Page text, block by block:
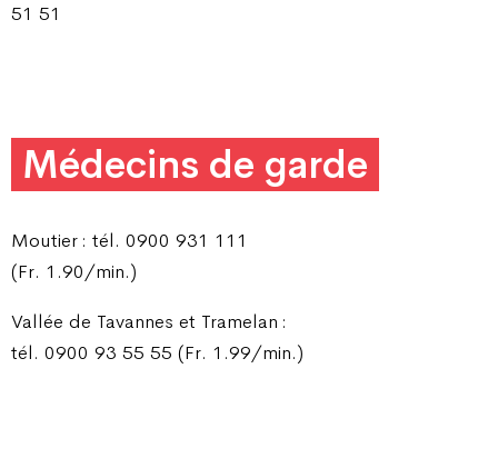
51 51
Médecins de garde
Moutier : tél. 0900 931 111
(Fr. 1.90/min.)
Vallée de Tavannes et Tramelan :
tél. 0900 93 55 55 (Fr. 1.99/min.)